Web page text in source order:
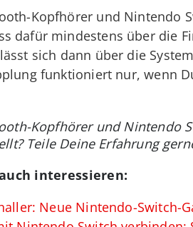
Kopfhörer und Nintendo
dafür mindestens über die
sich dann über die
funktioniert nur, wenn
Kopfhörer und Nintendo
Teile Deine Erfahrung
interessieren:
Neue Nintendo-Switch-